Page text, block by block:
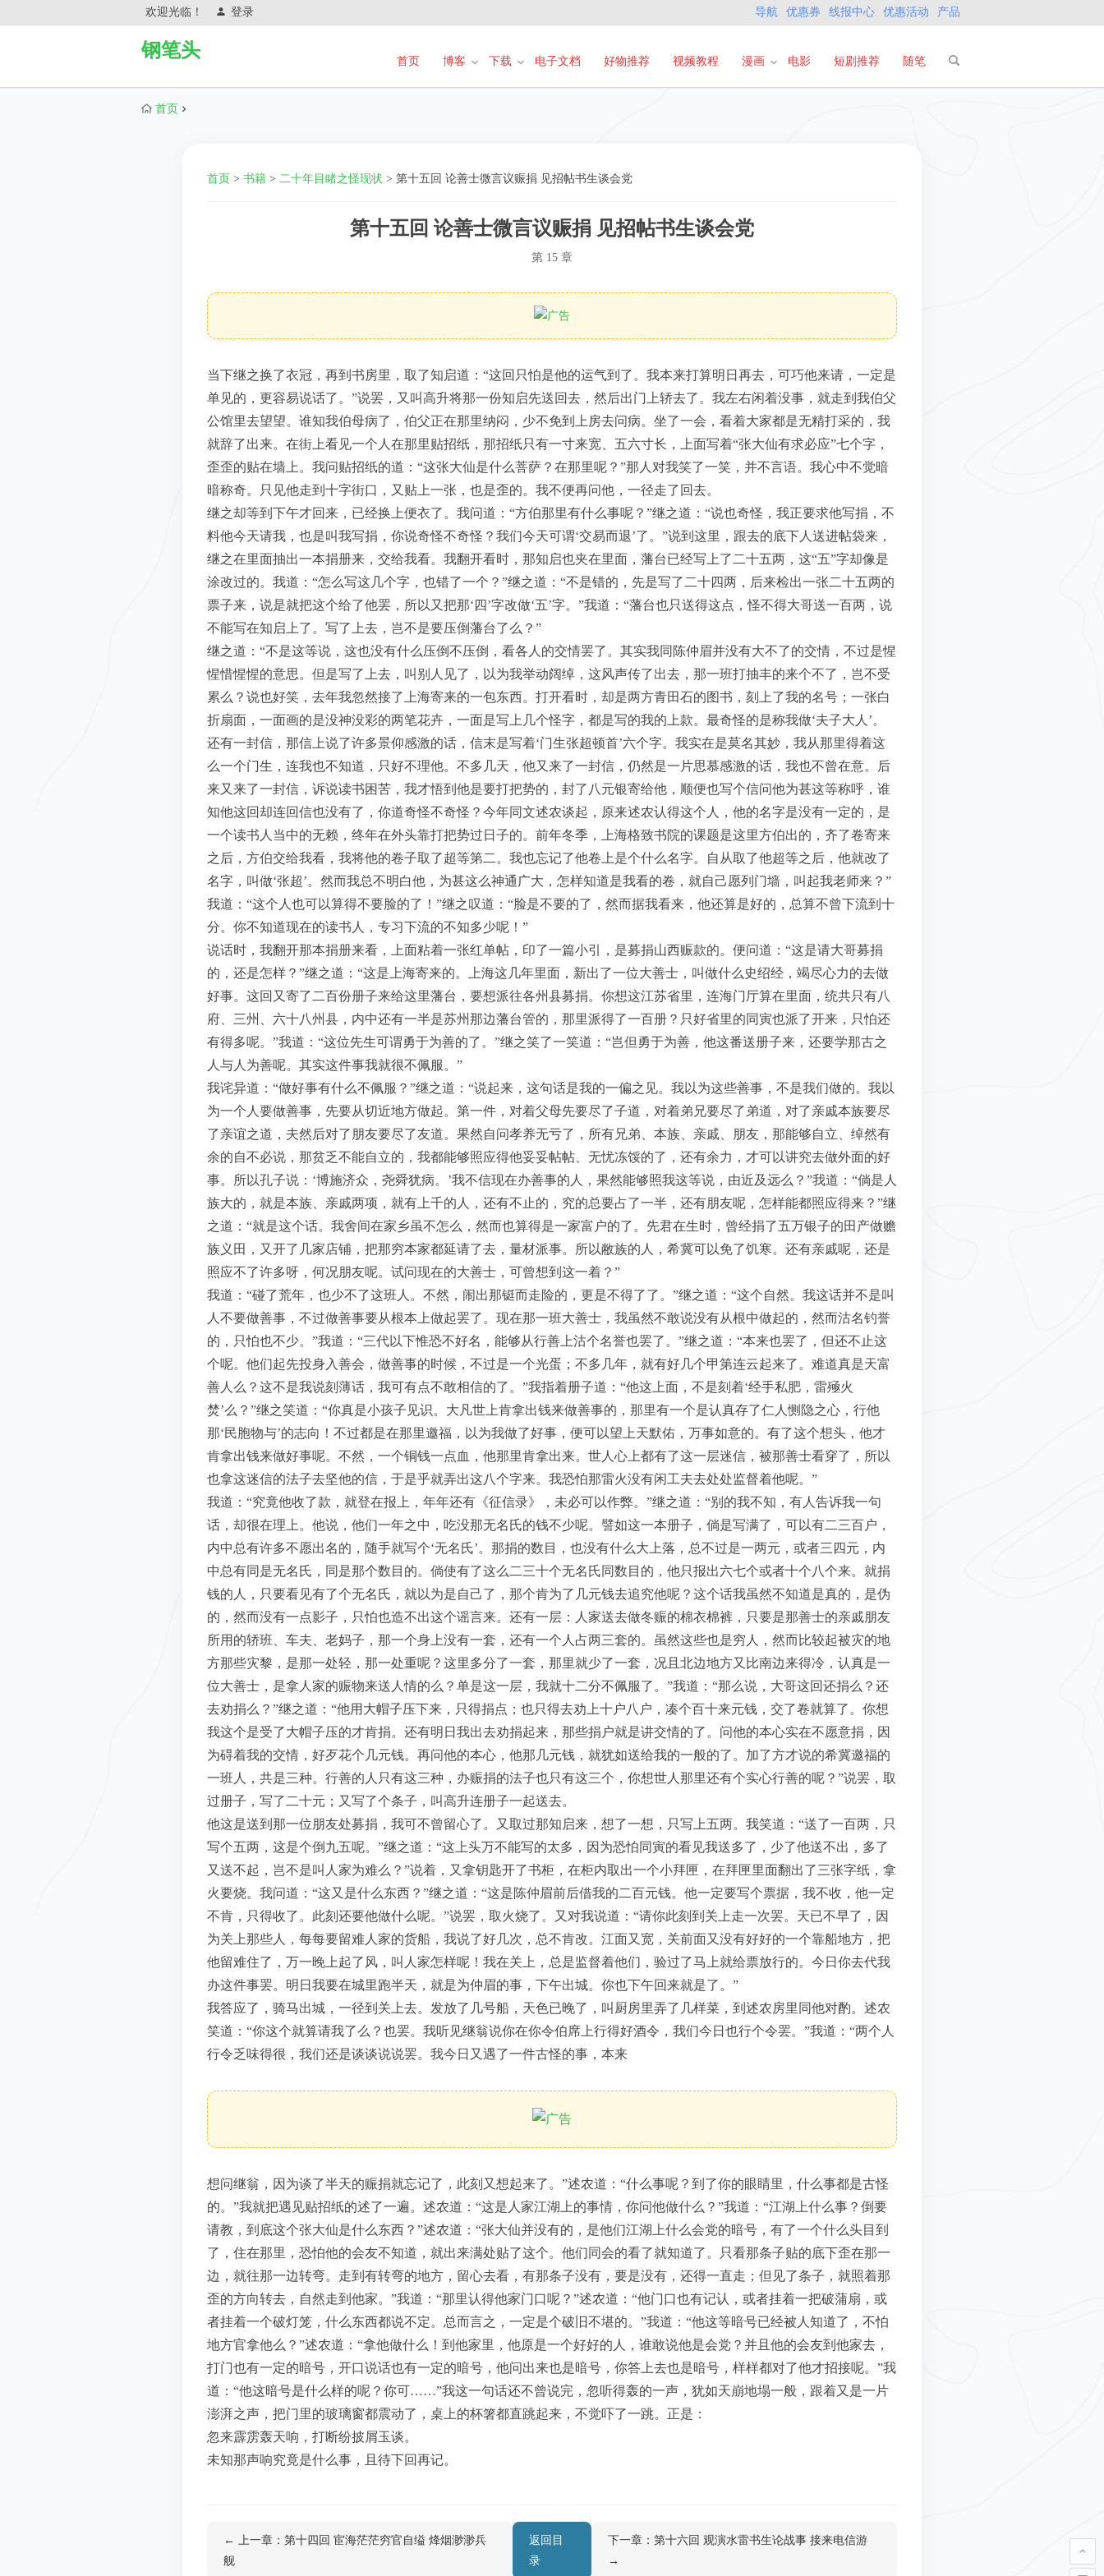
欢迎光临！ 登录 导航 优惠券 线报中心 优惠活动 产品
钢笔头
首页 博客 下载 电子文档 好物推荐 视频教程 漫画 电影 短剧推荐 随笔
首页
首页 > 书籍 > 二十年目睹之怪现状 > 第十五回 论善士微言议赈捐 见招帖书生谈会党
第十五回 论善士微言议赈捐 见招帖书生谈会党
第 15 章
当下继之换了衣冠，再到书房里，取了知启道：“这回只怕是他的运气到了。我本来打算明日再去，可巧他来请，一定是
单见的，更容易说话了。”说罢，又叫高升将那一份知启先送回去，然后出门上轿去了。我左右闲着没事，就走到我伯父
公馆里去望望。谁知我伯母病了，伯父正在那里纳闷，少不免到上房去问病。坐了一会，看着大家都是无精打采的，我
就辞了出来。在街上看见一个人在那里贴招纸，那招纸只有一寸来宽、五六寸长，上面写着“张大仙有求必应”七个字，
歪歪的贴在墙上。我问贴招纸的道：“这张大仙是什么菩萨？在那里呢？”那人对我笑了一笑，并不言语。我心中不觉暗
暗称奇。只见他走到十字街口，又贴上一张，也是歪的。我不便再问他，一径走了回去。
继之却等到下午才回来，已经换上便衣了。我问道：“方伯那里有什么事呢？”继之道：“说也奇怪，我正要求他写捐，不
料他今天请我，也是叫我写捐，你说奇怪不奇怪？我们今天可谓‘交易而退’了。”说到这里，跟去的底下人送进帖袋来，
继之在里面抽出一本捐册来，交给我看。我翻开看时，那知启也夹在里面，藩台已经写上了二十五两，这“五”字却像是
涂改过的。我道：“怎么写这几个字，也错了一个？”继之道：“不是错的，先是写了二十四两，后来检出一张二十五两的
票子来，说是就把这个给了他罢，所以又把那‘四’字改做‘五’字。”我道：“藩台也只送得这点，怪不得大哥送一百两，说
不能写在知启上了。写了上去，岂不是要压倒藩台了么？”
继之道：“不是这等说，这也没有什么压倒不压倒，看各人的交情罢了。其实我同陈仲眉并没有大不了的交情，不过是惺
惺惜惺惺的意思。但是写了上去，叫别人见了，以为我举动阔绰，这风声传了出去，那一班打抽丰的来个不了，岂不受
累么？说也好笑，去年我忽然接了上海寄来的一包东西。打开看时，却是两方青田石的图书，刻上了我的名号；一张白
折扇面，一面画的是没神没彩的两笔花卉，一面是写上几个怪字，都是写的我的上款。最奇怪的是称我做‘夫子大人’。
还有一封信，那信上说了许多景仰感激的话，信末是写着‘门生张超顿首’六个字。我实在是莫名其妙，我从那里得着这
么一个门生，连我也不知道，只好不理他。不多几天，他又来了一封信，仍然是一片思慕感激的话，我也不曾在意。后
来又来了一封信，诉说读书困苦，我才悟到他是要打把势的，封了八元银寄给他，顺便也写个信问他为甚这等称呼，谁
知他这回却连回信也没有了，你道奇怪不奇怪？今年同文述农谈起，原来述农认得这个人，他的名字是没有一定的，是
一个读书人当中的无赖，终年在外头靠打把势过日子的。前年冬季，上海格致书院的课题是这里方伯出的，齐了卷寄来
之后，方伯交给我看，我将他的卷子取了超等第二。我也忘记了他卷上是个什么名字。自从取了他超等之后，他就改了
名字，叫做‘张超’。然而我总不明白他，为甚这么神通广大，怎样知道是我看的卷，就自己愿列门墙，叫起我老师来？”
我道：“这个人也可以算得不要脸的了！”继之叹道：“脸是不要的了，然而据我看来，他还算是好的，总算不曾下流到十
分。你不知道现在的读书人，专习下流的不知多少呢！”
说话时，我翻开那本捐册来看，上面粘着一张红单帖，印了一篇小引，是募捐山西赈款的。便问道：“这是请大哥募捐
的，还是怎样？”继之道：“这是上海寄来的。上海这几年里面，新出了一位大善士，叫做什么史绍经，竭尽心力的去做
好事。这回又寄了二百份册子来给这里藩台，要想派往各州县募捐。你想这江苏省里，连海门厅算在里面，统共只有八
府、三州、六十八州县，内中还有一半是苏州那边藩台管的，那里派得了一百册？只好省里的同寅也派了开来，只怕还
有得多呢。”我道：“这位先生可谓勇于为善的了。”继之笑了一笑道：“岂但勇于为善，他这番送册子来，还要学那古之
人与人为善呢。其实这件事我就很不佩服。”
我诧异道：“做好事有什么不佩服？”继之道：“说起来，这句话是我的一偏之见。我以为这些善事，不是我们做的。我以
为一个人要做善事，先要从切近地方做起。第一件，对着父母先要尽了子道，对着弟兄要尽了弟道，对了亲戚本族要尽
了亲谊之道，夫然后对了朋友要尽了友道。果然自问孝养无亏了，所有兄弟、本族、亲戚、朋友，那能够自立、绰然有
余的自不必说，那贫乏不能自立的，我都能够照应得他妥妥帖帖、无忧冻馁的了，还有余力，才可以讲究去做外面的好
事。所以孔子说：‘博施济众，尧舜犹病。’我不信现在办善事的人，果然能够照我这等说，由近及远么？”我道：“倘是人
族大的，就是本族、亲戚两项，就有上千的人，还有不止的，究的总要占了一半，还有朋友呢，怎样能都照应得来？”继
之道：“就是这个话。我舍间在家乡虽不怎么，然而也算得是一家富户的了。先君在生时，曾经捐了五万银子的田产做赡
族义田，又开了几家店铺，把那穷本家都延请了去，量材派事。所以敝族的人，希冀可以免了饥寒。还有亲戚呢，还是
照应不了许多呀，何况朋友呢。试问现在的大善士，可曾想到这一着？”
我道：“碰了荒年，也少不了这班人。不然，闹出那铤而走险的，更是不得了了。”继之道：“这个自然。我这话并不是叫
人不要做善事，不过做善事要从根本上做起罢了。现在那一班大善士，我虽然不敢说没有从根中做起的，然而沽名钓誉
的，只怕也不少。”我道：“三代以下惟恐不好名，能够从行善上沽个名誉也罢了。”继之道：“本来也罢了，但还不止这
个呢。他们起先投身入善会，做善事的时候，不过是一个光蛋；不多几年，就有好几个甲第连云起来了。难道真是天富
善人么？这不是我说刻薄话，我可有点不敢相信的了。”我指着册子道：“他这上面，不是刻着‘经手私肥，雷殛火
焚’么？”继之笑道：“你真是小孩子见识。大凡世上肯拿出钱来做善事的，那里有一个是认真存了仁人恻隐之心，行他
那‘民胞物与’的志向！不过都是在那里邀福，以为我做了好事，便可以望上天默佑，万事如意的。有了这个想头，他才
肯拿出钱来做好事呢。不然，一个铜钱一点血，他那里肯拿出来。世人心上都有了这一层迷信，被那善士看穿了，所以
也拿这迷信的法子去坚他的信，于是乎就弄出这八个字来。我恐怕那雷火没有闲工夫去处处监督着他呢。”
我道：“究竟他收了款，就登在报上，年年还有《征信录》，未必可以作弊。”继之道：“别的我不知，有人告诉我一句
话，却很在理上。他说，他们一年之中，吃没那无名氏的钱不少呢。譬如这一本册子，倘是写满了，可以有二三百户，
内中总有许多不愿出名的，随手就写个‘无名氏’。那捐的数目，也没有什么大上落，总不过是一两元，或者三四元，内
中总有同是无名氏，同是那个数目的。倘使有了这么二三十个无名氏同数目的，他只报出六七个或者十个八个来。就捐
钱的人，只要看见有了个无名氏，就以为是自己了，那个肯为了几元钱去追究他呢？这个话我虽然不知道是真的，是伪
的，然而没有一点影子，只怕也造不出这个谣言来。还有一层：人家送去做冬赈的棉衣棉裤，只要是那善士的亲戚朋友
所用的轿班、车夫、老妈子，那一个身上没有一套，还有一个人占两三套的。虽然这些也是穷人，然而比较起被灾的地
方那些灾黎，是那一处轻，那一处重呢？这里多分了一套，那里就少了一套，况且北边地方又比南边来得冷，认真是一
位大善士，是拿人家的赈物来送人情的么？单是这一层，我就十二分不佩服了。”我道：“那么说，大哥这回还捐么？还
去劝捐么？”继之道：“他用大帽子压下来，只得捐点；也只得去劝上十户八户，凑个百十来元钱，交了卷就算了。你想
我这个是受了大帽子压的才肯捐。还有明日我出去劝捐起来，那些捐户就是讲交情的了。问他的本心实在不愿意捐，因
为碍着我的交情，好歹花个几元钱。再问他的本心，他那几元钱，就犹如送给我的一般的了。加了方才说的希冀邀福的
一班人，共是三种。行善的人只有这三种，办赈捐的法子也只有这三个，你想世人那里还有个实心行善的呢？”说罢，取
过册子，写了二十元；又写了个条子，叫高升连册子一起送去。
他这是送到那一位朋友处募捐，我可不曾留心了。又取过那知启来，想了一想，只写上五两。我笑道：“送了一百两，只
写个五两，这是个倒九五呢。”继之道：“这上头万不能写的太多，因为恐怕同寅的看见我送多了，少了他送不出，多了
又送不起，岂不是叫人家为难么？”说着，又拿钥匙开了书柜，在柜内取出一个小拜匣，在拜匣里面翻出了三张字纸，拿
火要烧。我问道：“这又是什么东西？”继之道：“这是陈仲眉前后借我的二百元钱。他一定要写个票据，我不收，他一定
不肯，只得收了。此刻还要他做什么呢。”说罢，取火烧了。又对我说道：“请你此刻到关上走一次罢。天已不早了，因
为关上那些人，每每要留难人家的货船，我说了好几次，总不肯改。江面又宽，关前面又没有好好的一个靠船地方，把
他留难住了，万一晚上起了风，叫人家怎样呢！我在关上，总是监督着他们，验过了马上就给票放行的。今日你去代我
办这件事罢。明日我要在城里跑半天，就是为仲眉的事，下午出城。你也下午回来就是了。”
我答应了，骑马出城，一径到关上去。发放了几号船，天色已晚了，叫厨房里弄了几样菜，到述农房里同他对酌。述农
笑道：“你这个就算请我了么？也罢。我听见继翁说你在你令伯席上行得好酒令，我们今日也行个令罢。”我道：“两个人
行令乏味得很，我们还是谈谈说说罢。我今日又遇了一件古怪的事，本来
想问继翁，因为谈了半天的赈捐就忘记了，此刻又想起来了。”述农道：“什么事呢？到了你的眼睛里，什么事都是古怪
的。”我就把遇见贴招纸的述了一遍。述农道：“这是人家江湖上的事情，你问他做什么？”我道：“江湖上什么事？倒要
请教，到底这个张大仙是什么东西？”述农道：“张大仙并没有的，是他们江湖上什么会党的暗号，有了一个什么头目到
了，住在那里，恐怕他的会友不知道，就出来满处贴了这个。他们同会的看了就知道了。只看那条子贴的底下歪在那一
边，就往那一边转弯。走到有转弯的地方，留心去看，有那条子没有，要是没有，还得一直走；但见了条子，就照着那
歪的方向转去，自然走到他家。”我道：“那里认得他家门口呢？”述农道：“他门口也有记认，或者挂着一把破蒲扇，或
者挂着一个破灯笼，什么东西都说不定。总而言之，一定是个破旧不堪的。”我道：“他这等暗号已经被人知道了，不怕
地方官拿他么？”述农道：“拿他做什么！到他家里，他原是一个好好的人，谁敢说他是会党？并且他的会友到他家去，
打门也有一定的暗号，开口说话也有一定的暗号，他问出来也是暗号，你答上去也是暗号，样样都对了他才招接呢。”我
道：“他这暗号是什么样的呢？你可……”我这一句话还不曾说完，忽听得轰的一声，犹如天崩地塌一般，跟着又是一片
澎湃之声，把门里的玻璃窗都震动了，桌上的杯箸都直跳起来，不觉吓了一跳。正是：
忽来霹雳轰天响，打断纷披屑玉谈。
未知那声响究竟是什么事，且待下回再记。
← 上一章：第十四回 宦海茫茫穷官自缢 烽烟渺渺兵
舰
返回目
录
下一章：第十六回 观演水雷书生论战事 接来电信游
→